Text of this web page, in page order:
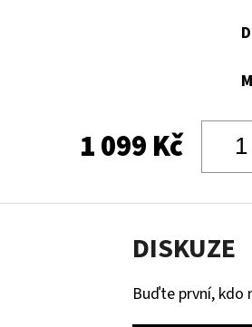
1 099 Kč
DISKUZE
Buďte první, kdo